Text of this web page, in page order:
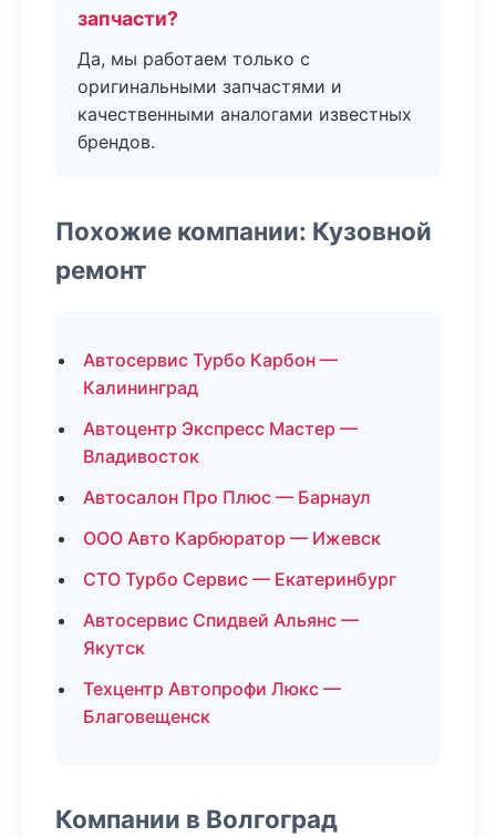
запчасти?
Да, мы работаем только с
оригинальными запчастями и
качественными аналогами известных
брендов.
Похожие компании: Кузовной
ремонт
Автосервис Турбо Карбон —
Калининград
Автоцентр Экспресс Мастер —
Владивосток
Автосалон Про Плюс — Барнаул
ООО Авто Карбюратор — Ижевск
СТО Турбо Сервис — Екатеринбург
Автосервис Спидвей Альянс —
Якутск
Техцентр Автопрофи Люкс —
Благовещенск
Компании в Волгоград